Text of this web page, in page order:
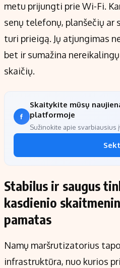
metu prijungti prie Wi-Fi.
senų telefonų, planšečių ar
turi prieigą. Jų atjungimas
bet ir sumažina
skaičių.
Skaitykite mūsų
platformoje
Sužinokite apie svarbiausius
Stabilus ir saugus
kasdienio
pamatas
Namų maršrutizatorius
infrastruktūra, nuo kurios